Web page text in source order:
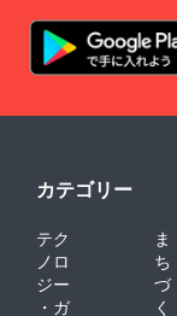
カテゴリー
テク
ノロ
ジー
・ガ
ま
ち
づ
く